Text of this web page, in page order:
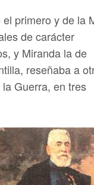
primero y de la
de carácter
y Miranda la de
reseñaba a
Guerra, en tres